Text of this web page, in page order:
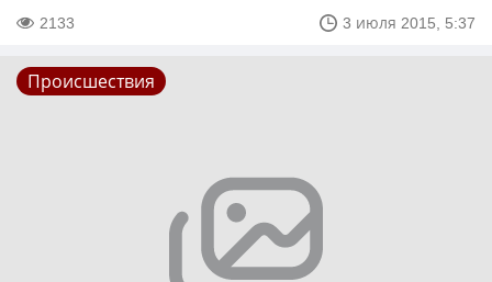
2133 3 июля 2015, 5:37
Происшествия